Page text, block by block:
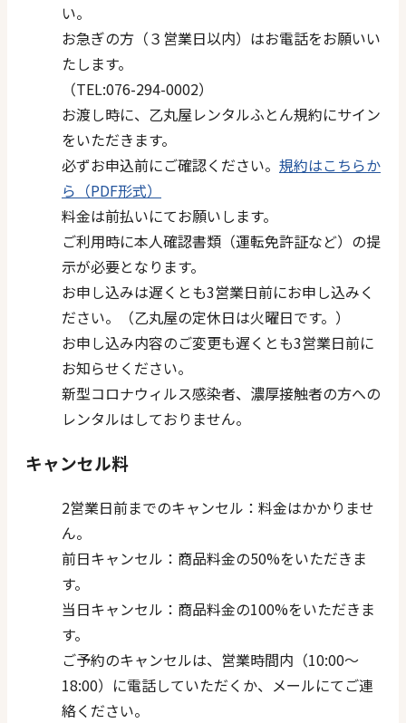
い。
お急ぎの方（３営業日以内）はお電話をお願いい
たします。
（TEL:076-294-0002）
お渡し時に、乙丸屋レンタルふとん規約にサイン
をいただきます。
必ずお申込前にご確認ください。 規約はこちらか
ら（PDF形式）
料金は前払いにてお願いします。
ご利用時に本人確認書類（運転免許証など）の提
示が必要となります。
お申し込みは遅くとも3営業日前にお申し込みく
ださい。（乙丸屋の定休日は火曜日です。）
お申し込み内容のご変更も遅くとも3営業日前に
お知らせください。
新型コロナウィルス感染者、濃厚接触者の方への
レンタルはしておりません。
キャンセル料
2営業日前までのキャンセル：料金はかかりませ
ん。
前日キャンセル：商品料金の50%をいただきま
す。
当日キャンセル：商品料金の100%をいただきま
す。
ご予約のキャンセルは、営業時間内（10:00〜
18:00）に電話していただくか、メールにてご連
絡ください。